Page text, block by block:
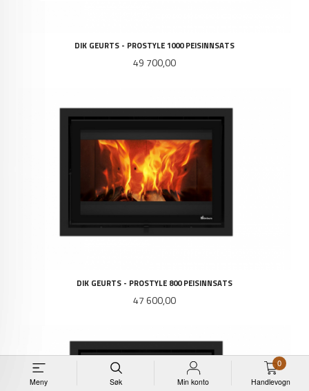
Meny Søk Min konto Handlevogn
0
DIK GEURTS - PROSTYLE 1000 PEISINNSATS
Pris
49 700,00
DIK GEURTS - PROSTYLE 800 PEISINNSATS
Pris
47 600,00